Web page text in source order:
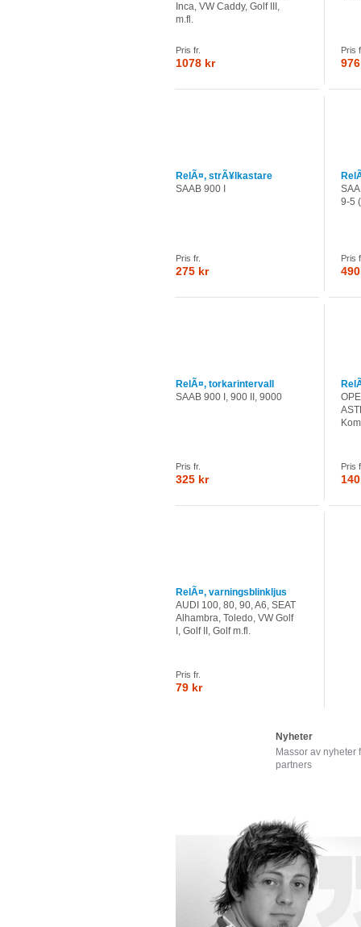
Inca, VW Caddy, Golf III,
m.fl.
Pris fr.
1078 kr
Pris
RelÃ¤, strÃ¥lkastare
SAAB 900 I
Pris fr.
275 kr
9-5
Pris
RelÃ¤, torkarintervall
SAAB 900 I, 900 II, 9000
Pris fr.
325 kr
Pris
RelÃ¤, varningsblinkljus
AUDI 100, 80, 90, A6, SEAT
Alhambra, Toledo, VW Golf
I, Golf II, Golf m.fl.
Pris fr.
79 kr
Nyheter
Massor av nyheter
partners